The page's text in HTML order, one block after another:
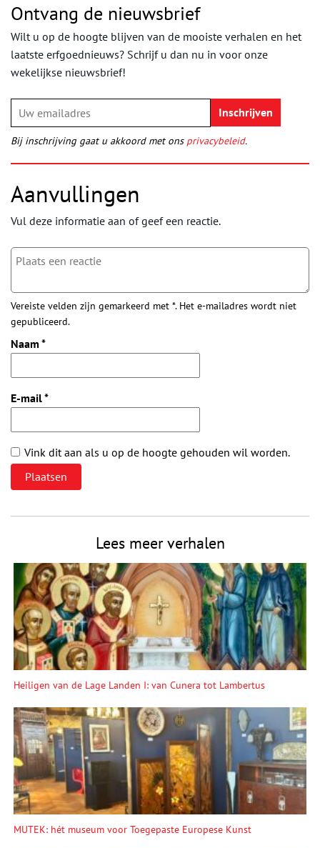
Ontvang de nieuwsbrief
Wilt u op de hoogte blijven van de mooiste verhalen en het
laatste erfgoednieuws? Schrijf u dan nu in voor onze
wekelijkse nieuwsbrief!
Bij inschrijving gaat u akkoord met ons privacybeleid.
Aanvullingen
Vul deze informatie aan of geef een reactie.
Vereiste velden zijn gemarkeerd met *. Het e-mailadres wordt niet
gepubliceerd.
Naam *
E-mail*
Vink dit aan als u op de hoogte gehouden wil worden.
Lees meer verhalen
Heiligen van de Lage Landen I: van Cunera tot Lambertus
MUTEK: hét museum voor Toegepaste Europese Kunst